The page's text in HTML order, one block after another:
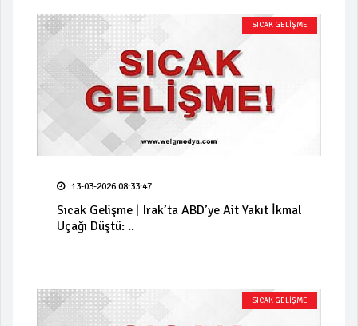
SICAK GELİŞME
13-03-2026 08:33:47
Sıcak Gelişme | Irak’ta ABD’ye Ait Yakıt İkmal
Uçağı Düştü: ..
SICAK GELİŞME